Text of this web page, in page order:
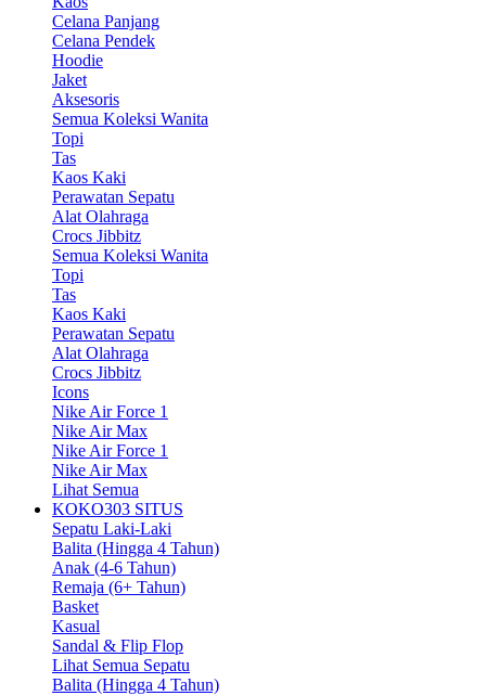
Celana Panjang
Celana Pendek
Hoodie
Jaket
Aksesoris
Semua Koleksi Wanita
Topi
Tas
Kaos Kaki
Perawatan Sepatu
Alat Olahraga
Crocs Jibbitz
Semua Koleksi Wanita
Topi
Tas
Kaos Kaki
Perawatan Sepatu
Alat Olahraga
Crocs Jibbitz
Icons
Nike Air Force 1
Nike Air Max
Nike Air Force 1
Nike Air Max
Lihat Semua
KOKO303 SITUS
Sepatu Laki-Laki
Balita (Hingga 4 Tahun)
Anak (4-6 Tahun)
Remaja (6+ Tahun)
Basket
Kasual
Sandal & Flip Flop
Lihat Semua Sepatu
Balita (Hingga 4 Tahun)